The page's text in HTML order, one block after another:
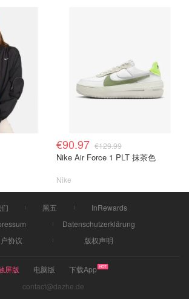
€90.97 €129.99
Nike Air Force 1 PLT 抹茶色
Nike
黑五
InRewards
Datenschutzerklärung
协议
版权声明
屏版 电脑版
下载App
contact@dazhe.de